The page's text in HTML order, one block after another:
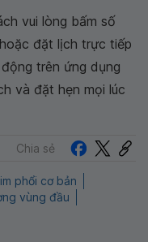
vui lòng bấm số
hoặc đặt lịch trực tiếp
trên ứng dụng
và đặt hẹn mọi lúc
Chia sẻ
phổi cơ bản
vùng đầu